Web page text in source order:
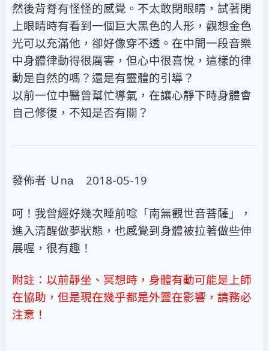
然後背脊有怪怪的感覺。不太敢閉眼睛，試著閉
上眼睛時有看到一個巨大黑色的人形，觀想金色
光可以充滿他，卻好像穿不透。在中間一段音樂
中身體律動得很厲害，但心中很喜悅，這樣的律
動是自然的嗎？還是有靈體的引導？
以前一位中醫曾幫忙導氣，在讓心靜下時身體會
自己修復，不知是否有關？
發佈者 Ｕna 2018-05-19
呵！我曾經好幾次睡前唸「南無觀世音菩薩」，
進入清醒做夢狀態，也感覺到身體被拉著做些伸
展喔，很有趣！
附註：以前靜坐、冥想時，身體有動可能是上師
在協助，但是現在幾乎都是外靈在影響，請務必
注意！